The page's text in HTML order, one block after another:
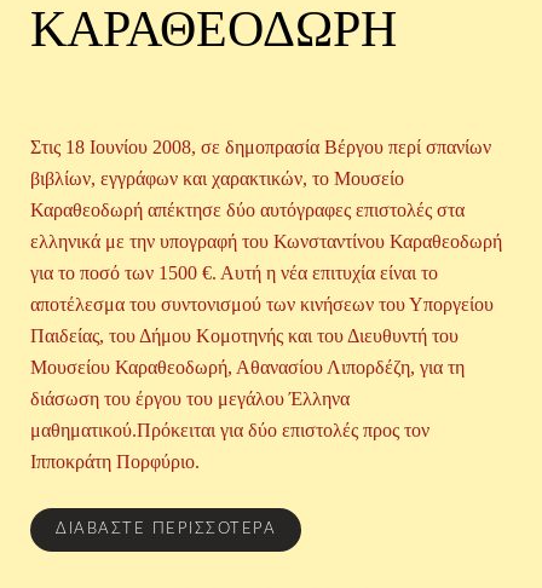
ΚΑΡΑΘΕΟΔΩΡΗ
Στις 18 Ιουνίου 2008, σε δημοπρασία Βέργου περί σπανίων
βιβλίων, εγγράφων και χαρακτικών, το Μουσείο
Καραθεοδωρή απέκτησε δύο αυτόγραφες επιστολές στα
ελληνικά με την υπογραφή του Κωνσταντίνου Καραθεοδωρή
για το ποσό των 1500 €. Αυτή η νέα επιτυχία είναι το
αποτέλεσμα του συντονισμού των κινήσεων του Υποργείου
Παιδείας, του Δήμου Κομοτηνής και του Διευθυντή του
Μουσείου Καραθεοδωρή, Αθανασίου Λιπορδέζη, για τη
διάσωση του έργου του μεγάλου Έλληνα
μαθηματικού.Πρόκειται για δύο επιστολές προς τον
Ιπποκράτη Πορφύριο.
ΔΙΑΒΆΣΤΕ ΠΕΡΙΣΣΌΤΕΡΑ